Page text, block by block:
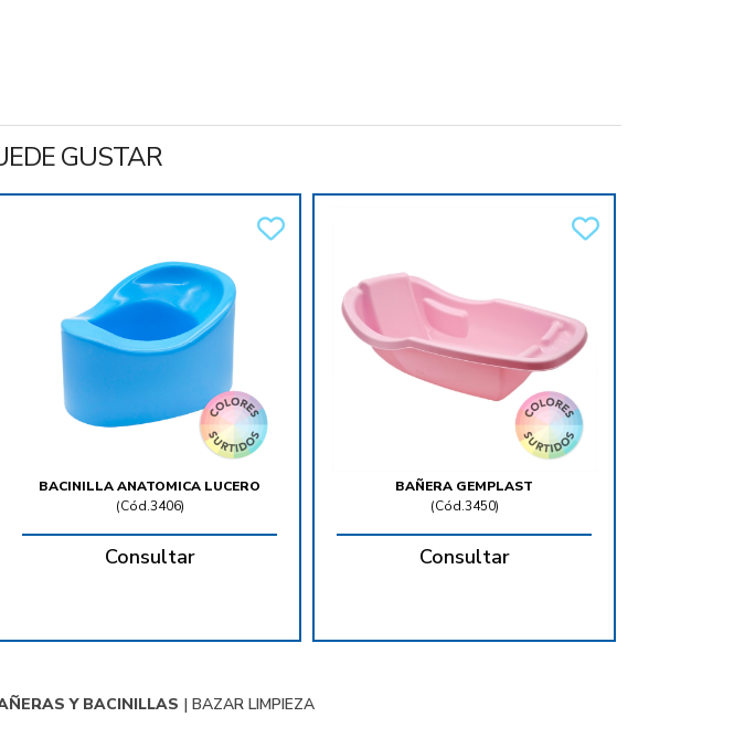
GUSTAR
BACINILLA ANATOMICA LUCERO
(Cód.3406)
Consultar
BAÑERA GEMPLAST
(Cód.3450)
Consultar
Y BACINILLAS | BAZAR LIMPIEZA